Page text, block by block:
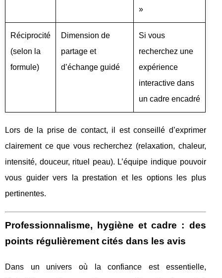
»
Réciprocité
(selon la
formule)
Dimension de
partage et
d’échange guidé
Si vous
recherchez une
expérience
interactive dans
un cadre encadré
Lors de la prise de contact, il est conseillé d’exprimer
clairement ce que vous recherchez (relaxation, chaleur,
intensité, douceur, rituel peau). L’équipe indique pouvoir
vous guider vers la prestation et les options les plus
pertinentes.
Professionnalisme, hygiène et cadre : des
points régulièrement cités dans les avis
Dans un univers où la confiance est essentielle,